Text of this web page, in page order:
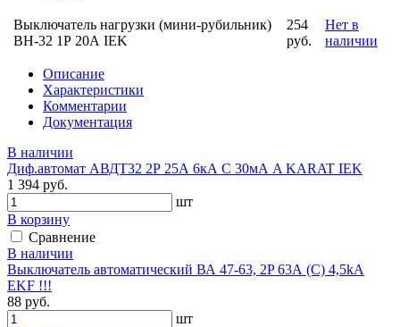
Выключатель нагрузки (мини-рубильник)
ВН-32 1Р 20А IEK
254
руб.
Нет в
наличии
Описание
Характеристики
Комментарии
Документация
В наличии
Диф.автомат АВДТ32 2Р 25А 6кА С 30мА A KARAT IEK
1 394 руб.
шт
В корзину
Сравнение
В наличии
Выключатель автоматический ВА 47-63, 2P 63А (C) 4,5kA
EKF !!!
88 руб.
шт